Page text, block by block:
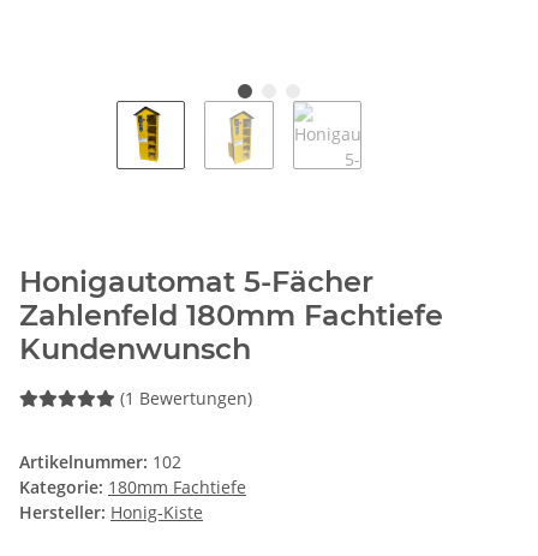
Honigautomat 5-Fächer
Zahlenfeld 180mm Fachtiefe
Kundenwunsch
(1 Bewertungen)
Artikelnummer: 102
Kategorie: 180mm Fachtiefe
Hersteller: Honig-Kiste